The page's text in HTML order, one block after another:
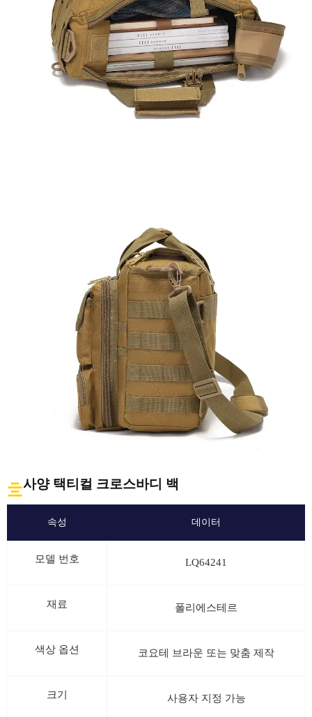
사양 택티컬 크로스바디 백
속성 데이터
모델 번호 LQ64241
재료 폴리에스테르
색상 옵션 코요테 브라운 또는 맞춤 제작
크기 사용자 지정 가능